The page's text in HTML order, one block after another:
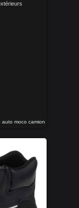
auto moco camion